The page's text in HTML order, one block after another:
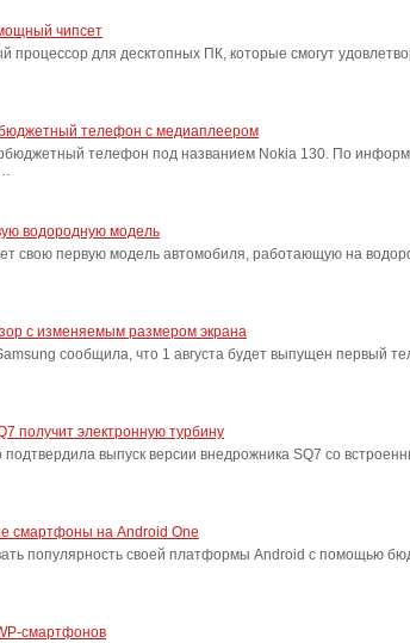
чипсет
процессор для десктопных ПК, которые смогут
телефон с медиаплеером
телефон под названием Nokia 130. По
водородную модель
свою первую модель автомобиля, работающую на
с изменяемым размером экрана
сообщила, что 1 августа будет выпущен первый
получит электронную турбину
выпуск версии внедрожника SQ7 со
смартфоны на Android One
популярность своей платформы Android с помощью
смартфонов